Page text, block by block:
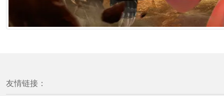
友情链接：